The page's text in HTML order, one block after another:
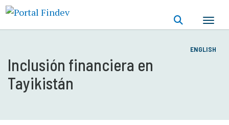
ENGLISH
Inclusión financiera en
Tayikistán